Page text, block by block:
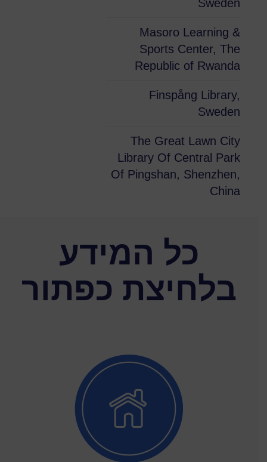
Sweden
Masoro Learning &
Sports Center, The
Republic of Rwanda
Finspång Library,
Sweden
The Great Lawn City
Library Of Central Park
Of Pingshan, Shenzhen,
China
כל המידע
בלחיצת כפתור